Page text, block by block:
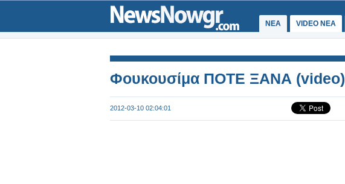
ΝΕΑ VIDEO NEA
Φουκουσίμα ΠΟΤΕ ΞΑΝΑ (video)
2012-03-10 02:04:01